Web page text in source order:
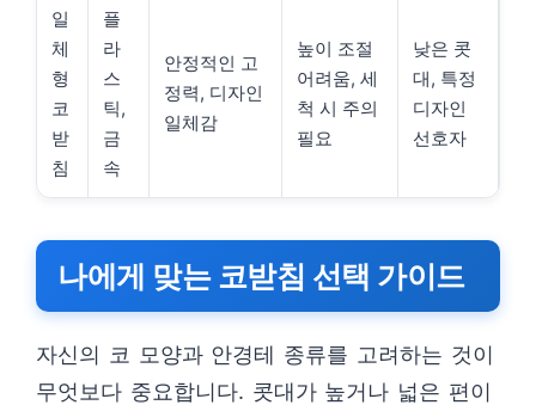
일
체
형
코
받
침
플
라
스
틱,
금
속
안정적인 고
정력, 디자인
일체감
높이 조절
어려움, 세
척 시 주의
필요
낮은 콧
대, 특정
디자인
선호자
나에게 맞는 코받침 선택 가이드
자신의 코 모양과 안경테 종류를 고려하는 것이
무엇보다 중요합니다. 콧대가 높거나 넓은 편이